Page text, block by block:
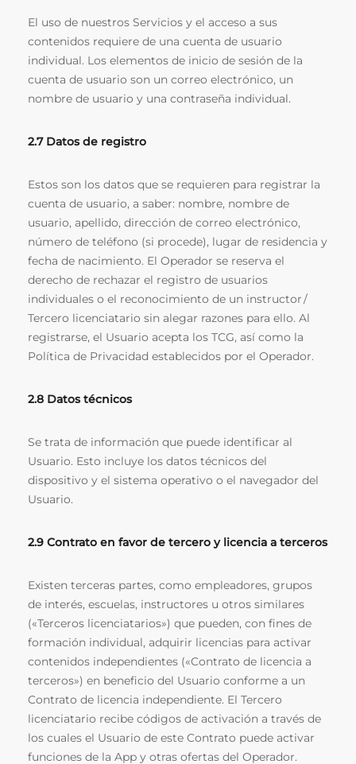
El uso de nuestros Servicios y el acceso a sus
contenidos requiere de una cuenta de usuario
individual. Los elementos de inicio de sesión de la
cuenta de usuario son un correo electrónico, un
nombre de usuario y una contraseña individual.
2.7 Datos de registro
Estos son los datos que se requieren para registrar la
cuenta de usuario, a saber: nombre, nombre de
usuario, apellido, dirección de correo electrónico,
número de teléfono (si procede), lugar de residencia y
fecha de nacimiento. El Operador se reserva el
derecho de rechazar el registro de usuarios
individuales o el reconocimiento de un instructor /
Tercero licenciatario sin alegar razones para ello. Al
registrarse, el Usuario acepta los TCG, así como la
Política de Privacidad establecidos por el Operador.
2.8 Datostécnicos
Se trata de información que puede identificar al
Usuario. Esto incluye los datos técnicos del
dispositivo y el sistema operativo o el navegador del
Usuario.
2.9 Contrato en favor de tercero y licencia a terceros
Existen terceras partes, como empleadores, grupos
de interés, escuelas, instructores u otros similares
(«Terceros licenciatarios») que pueden, con fines de
formación individual, adquirir licencias para activar
contenidos independientes («Contrato de licencia a
terceros») en beneficio del Usuario conforme a un
Contrato de licencia independiente. El Tercero
licenciatario recibe códigos de activación a través de
los cuales el Usuario de este Contrato puede activar
funciones de la App y otras ofertas del Operador.